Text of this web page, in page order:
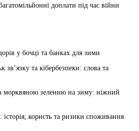
доплати під час війни
у бочці та банках для зими
зв’язку та кібербезпеки: слова та
морквяною зеленню на зиму: ніжний
користь та ризики споживання